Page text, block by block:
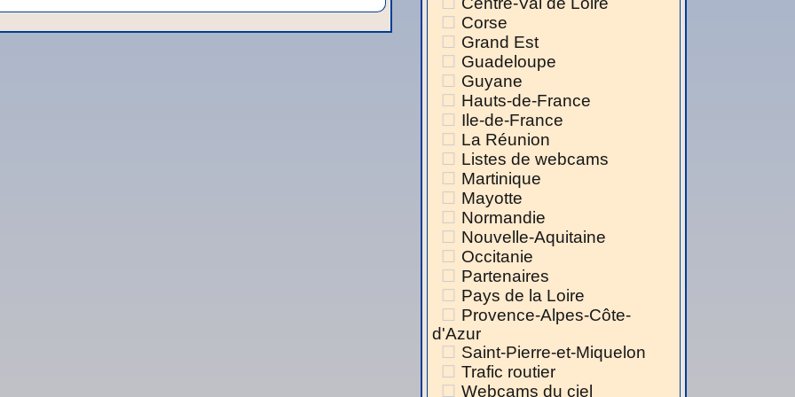
Corse
Grand Est
Guadeloupe
Guyane
Hauts-de-France
Ile-de-France
La Réunion
Listes de webcams
Martinique
Mayotte
Normandie
Nouvelle-Aquitaine
Occitanie
Partenaires
Pays de la Loire
Provence-Alpes-Côte-
d'Azur
Saint-Pierre-et-Miquelon
Trafic routier
Webcams du ciel